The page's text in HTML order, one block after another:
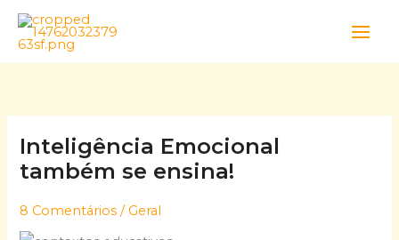
Skip
content
Inteligência Emocional
também se ensina!
8 Comentários / Geral